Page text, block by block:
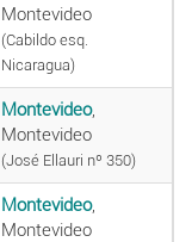
Montevideo
(Cabildo esq.
Nicaragua)
Montevideo,
Montevideo
(José Ellauri nº 350)
Montevideo,
Montevideo